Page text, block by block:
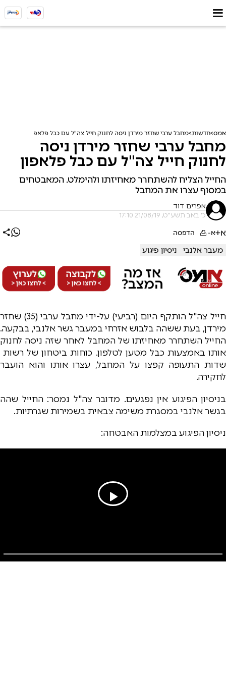
אמס חדשות מחבל ערבי שחזר מירדן ניסה לחנוק חייל צה"ל עם כבל פלאפון
מחבל ערבי שחזר מירדן ניסה
לחנוק חייל צה"ל עם כבל פלאפון
החייל הצליח להשתחרר מאחיזתו ולהימלט. המאבטחים
במסוף עצרו את המחבל
אפרים דוד
כ' באב תשע"ט, 21/08/19 17:10
א+א- הדפסה
מעבר אלנבי ניסיון פיגוע
חייל צה"ל הותקף היום (רביעי) על-ידי מחבל ערבי (35) שחזר
מירדן, בעת ששהה בלבוש אזרחי במעבר גשר אלנבי, בבקעה.
החייל השתחרר מאחיזתו של המחבל לאחר שזה ניסה לחנוק
אותו באמצעות כבל מטען לטלפון. כוחות ביטחון של רשות
שדות התעופה קפצו על המחבל, עצרו אותו והוא הועבר
לחקירה.
בניסיון הפיגוע אין נפגעים. מדובר צה"ל נמסר: החייל שהה
בגשר אלנבי במסגרת משימה צבאית בשמירות שגרתיות.
ניסיון הפיגוע במצלמות האבטחה: